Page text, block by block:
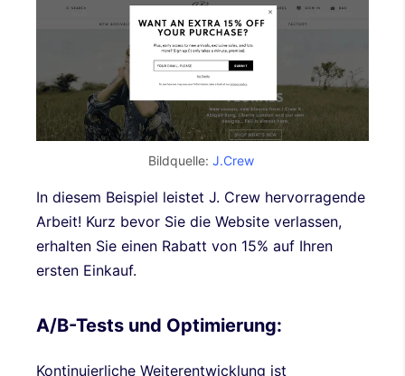
Bildquelle: J.Crew
In diesem Beispiel leistet J. Crew hervorragende
Arbeit! Kurz bevor Sie die Website verlassen,
erhalten Sie einen Rabatt von 15% auf Ihren
ersten Einkauf.
A/B-Tests und Optimierung:
Kontinuierliche Weiterentwicklung ist